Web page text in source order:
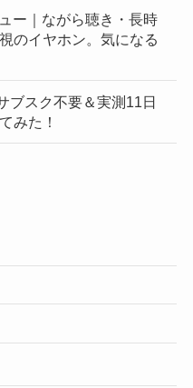
ー｜ながら聴き・長時
のイヤホン。気になる
ブスク不要＆実測11日
みた！